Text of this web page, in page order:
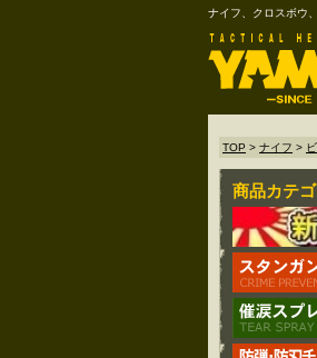
ナイフ、クロスボウ
TOP > ナイフ >
商品カテゴ